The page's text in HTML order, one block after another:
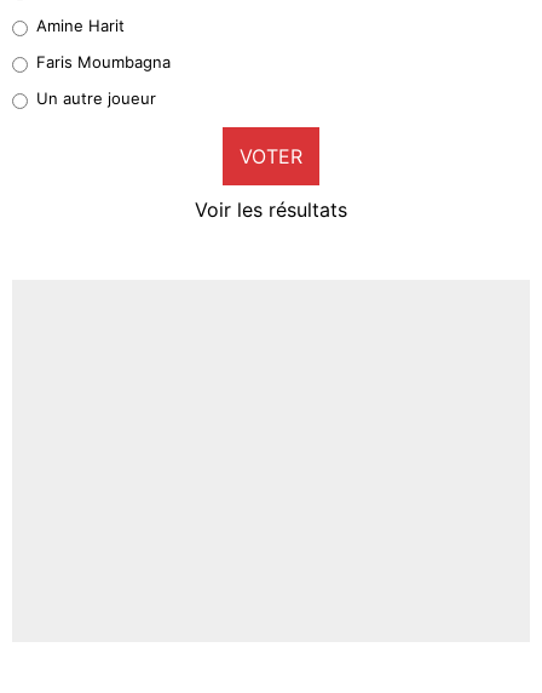
1%
9%
Amine Harit
Faris Moumbagna
Un autre joueur
VOTER
Voir les résultats